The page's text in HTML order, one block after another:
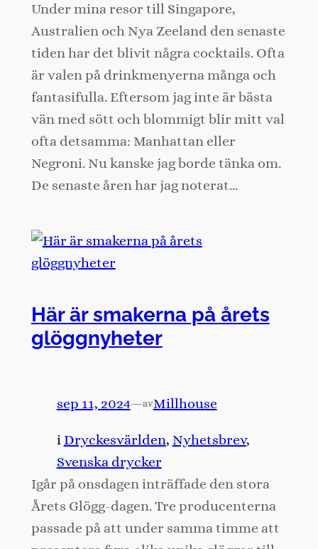
Under mina resor till Singapore,
Australien och Nya Zeeland den senaste
tiden har det blivit några cocktails. Ofta
är valen på drinkmenyerna många och
fantasifulla. Eftersom jag inte är bästa
vän med sött och blommigt blir mitt val
ofta detsamma: Manhattan eller
Negroni. Nu kanske jag borde tänka om.
De senaste åren har jag noterat…
Här är smakerna på årets
glöggnyheter
sep 11, 2024—avMillhouse
i Dryckesvärlden, Nyhetsbrev
Svenska drycker
Igår på onsdagen inträffade den stora
Årets Glögg-dagen. Tre producenterna
passade på att under samma timme att